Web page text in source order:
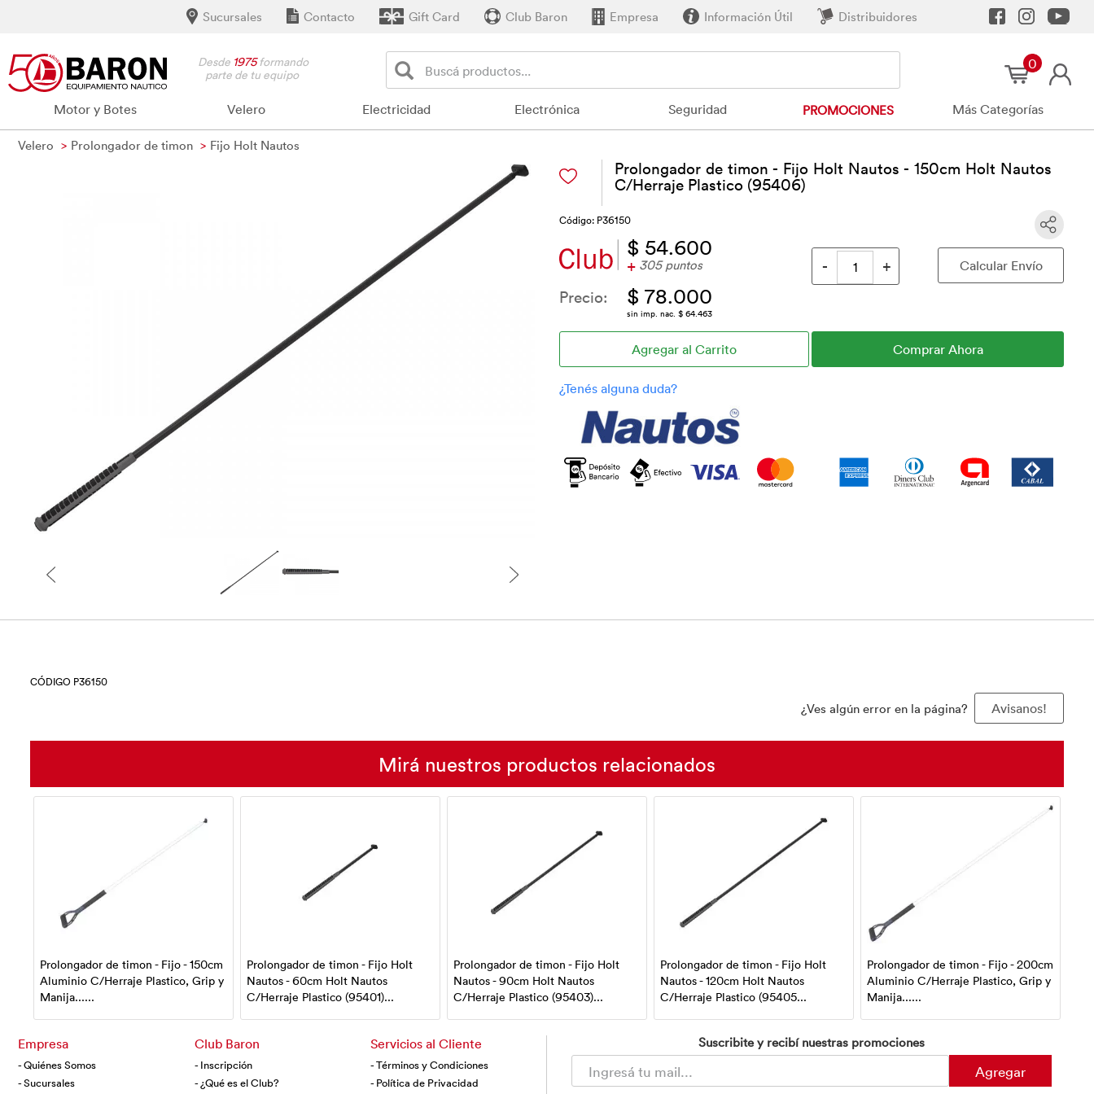
Distribuidores
Información Útil
Empresa
Club Baron
Gift Card
Contacto
Sucursales
Desde 1975formando
parte de tu equipo
0
Motor y Botes Velero Electricidad Electrónica Seguridad PROMOCIONES Más Categorías
Velero Prolongador de timon Fijo Holt Nautos
Prolongador de timon - Fijo Holt Nautos - 150cm Holt Nautos
C/Herraje Plastico (95406)
Código: P36150
$ 54.600
+ 305 puntos
Precio: $ 78.000
sin imp. nac. $ 64.463
CÓDIGO P36150
¿Ves algún error en la página? Avisanos!
Mirá nuestros productos relacionados
Prolongador de timon - Fijo - 150cm
Aluminio C/Herraje Plastico, Grip y
Manija......
Prolongador de timon - Fijo Holt
Nautos - 60cm Holt Nautos
C/Herraje Plastico (95401)...
Prolongador de timon - Fijo Holt
Nautos - 90cm Holt Nautos
C/Herraje Plastico (95403)...
Prolongador de timon - Fijo Holt
Nautos - 120cm Holt Nautos
C/Herraje Plastico (95405...
Prolongador de timon - Fijo - 200cm
Aluminio C/Herraje Plastico, Grip y
Manija......
Empresa
- Quiénes Somos
- Sucursales
Club Baron
- Inscripción
- ¿Qué es el Club?
Servicios al Cliente
- Términos y Condiciones
- Política de Privacidad
Suscribite y recibí nuestras promociones
Agregar